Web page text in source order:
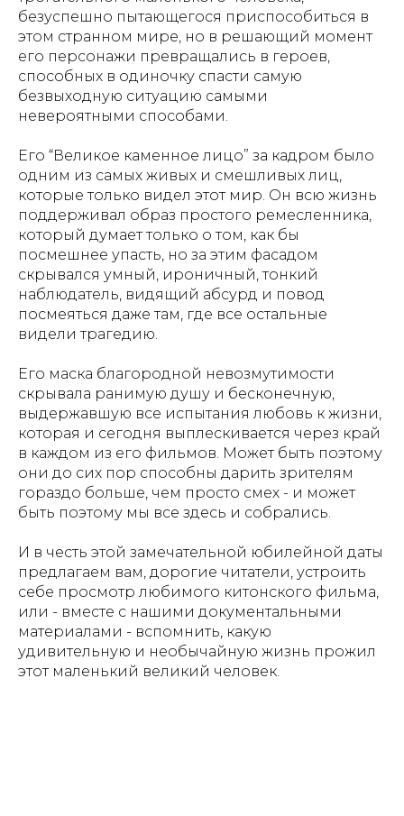
безуспешно пытающегося приспособиться в
этом странном мире, но в решающий момент
его персонажи превращались в героев,
способных в одиночку спасти самую
безвыходную ситуацию самыми
невероятными способами.
Его “Великое каменное лицо” за кадром было
одним из самых живых и смешливых лиц,
которые только видел этот мир. Он всю жизнь
поддерживал образ простого ремесленника,
который думает только о том, как бы
посмешнее упасть, но за этим фасадом
скрывался умный, ироничный, тонкий
наблюдатель, видящий абсурд и повод
посмеяться даже там, где все остальные
видели трагедию.
Его маска благородной невозмутимости
скрывала ранимую душу и бесконечную,
выдержавшую все испытания любовь к жизни,
которая и сегодня выплескивается через край
в каждом из его фильмов. Может быть поэтому
они до сих пор способны дарить зрителям
гораздо больше, чем просто смех - и может
быть поэтому мы все здесь и собрались.
И в честь этой замечательной юбилейной даты
предлагаем вам, дорогие читатели, устроить
себе просмотр любимого китонского фильма,
или - вместе с нашими документальными
материалами - вспомнить, какую
удивительную и необычайную жизнь прожил
этот маленький великий человек.